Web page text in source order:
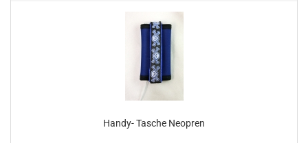
Handy- Tasche Neopren